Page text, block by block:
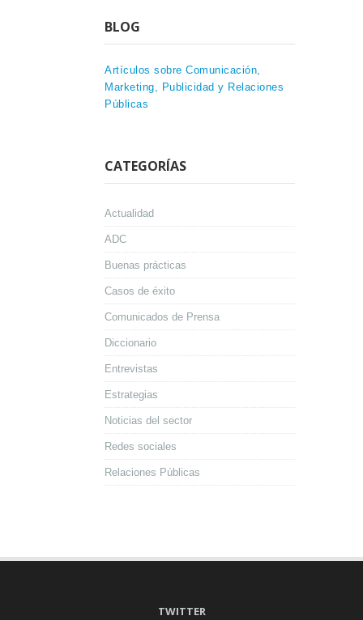
BLOG
Artículos sobre Comunicación,
Marketing, Publicidad y Relaciones
Públicas
CATEGORÍAS
Actualidad
ADC
Buenas prácticas
Casos de éxito
Comunicados de Prensa
Diccionario
Entrevistas
Estrategias
Noticias del sector
Redes sociales
Relaciones Públicas
TWITTER